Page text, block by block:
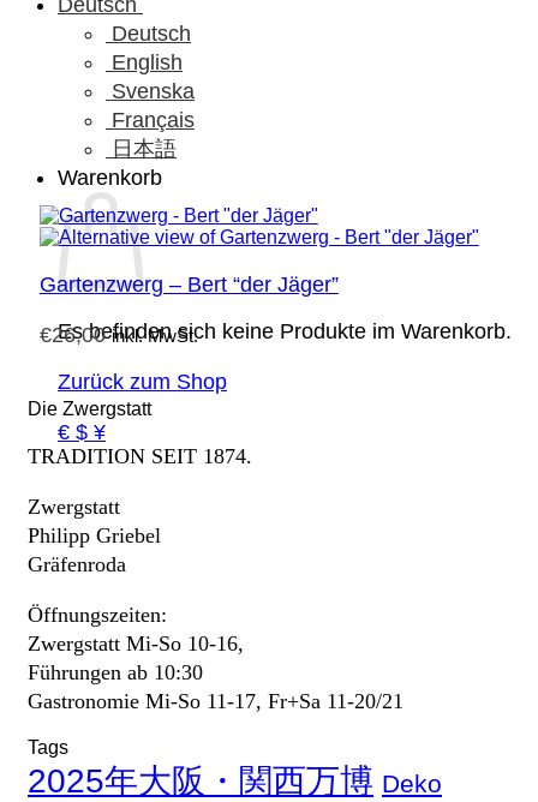
Deutsch
Deutsch
English
Svenska
Français
日本語
Warenkorb
Es befinden sich keine Produkte im Warenkorb.
Zurück zum Shop
€ $ ¥
Gartenzwerg – Bert “der Jäger”
€26,00 inkl. MwSt.
Die Zwergstatt
TRADITION SEIT 1874.
Zwergstatt
Philipp Griebel
Gräfenroda
Öffnungszeiten:
Zwergstatt Mi-So 10-16,
Führungen ab 10:30
Gastronomie Mi-So 11-17, Fr+Sa 11-20/21
Tags
2025年大阪・関西万博 Deko